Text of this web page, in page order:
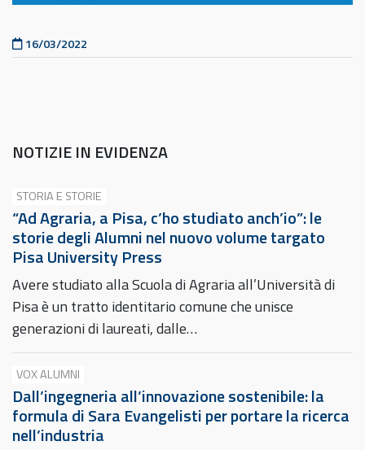
Pubblicato il
16/03/2022
NOTIZIE IN EVIDENZA
STORIA E STORIE
“Ad Agraria, a Pisa, c’ho studiato anch’io”: le
storie degli Alumni nel nuovo volume targato
Pisa University Press
Avere studiato alla Scuola di Agraria all’Università di
Pisa è un tratto identitario comune che unisce
generazioni di laureati, dalle…
VOX ALUMNI
Dall’ingegneria all’innovazione sostenibile: la
formula di Sara Evangelisti per portare la ricerca
nell’industria